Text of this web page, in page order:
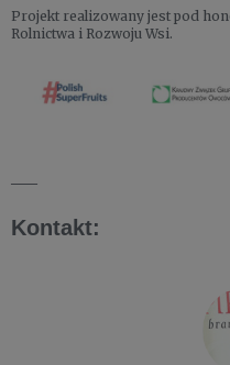
Projekt realizowany jest pod
Rolnictwa i Rozwoju Wsi.
Kontakt: